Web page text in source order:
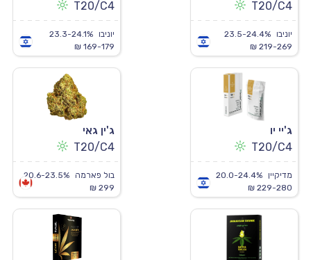
T20/C4
יוניבו
23.5-24.4%
219-269 ₪
T20/C4
יוניבו
23.3-24.1%
169-179 ₪
ג'יי יו
T20/C4
מדיקיין
20.0-24.4%
229-280 ₪
ג'ין גאי
T20/C4
בול פארמה
20.6-23.5%
299 ₪